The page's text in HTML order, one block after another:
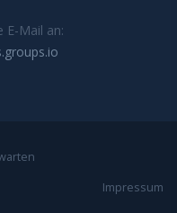
E-Mail an:
Impressum